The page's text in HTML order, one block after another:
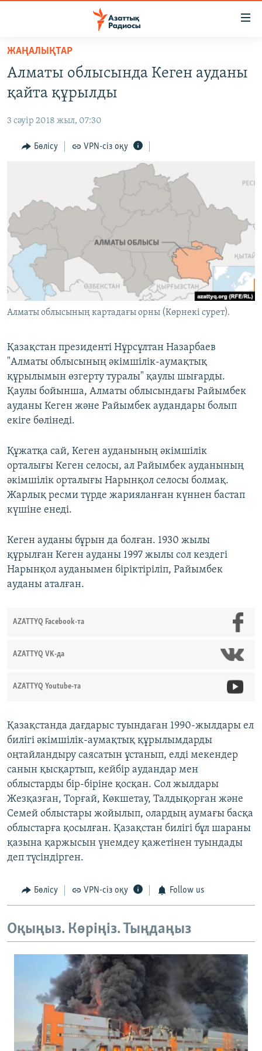
Skip
main
content
to
Navigation
AZATTYQTV
ҚАҢТАР ОҚИҒАСЫ
АДАМ ҚҰҚЫҚТАРЫ
АРНАЙЫ ЖОБАЛАР
Русский
ЖАЗЫЛЫҢЫЗ
ЖАҢАЛЫҚТАР
Алматы облысында Кеген ауданы
қайта құрылды
3 сәуір 2018 жыл, 07:30
Бөлісу VPN-сіз оқу
Алматы облысының картадағы орны (Көрнекі сурет).
Қазақстан президенті Нұрсұлтан Назарбаев
"Алматы облысының әкімшілік-аумақтық
құрылымын өзгерту туралы" қаулы шығарды.
Қаулы бойынша, Алматы облысындағы Райымбек
ауданы Кеген және Райымбек аудандары болып
екіге бөлінеді.
Құжатқа сай, Кеген ауданының әкімшілік
орталығы Кеген селосы, ал Райымбек ауданының
әкімшілік орталығы Нарынқол селосы болмақ.
Жарлық ресми түрде жарияланған күннен бастап
күшіне енеді.
Кеген ауданы бұрын да болған. 1930 жылы
құрылған Кеген ауданы 1997 жылы сол кездегі
Нарынқол ауданымен біріктіріліп, Райымбек
ауданы аталған.
AZATTYQ Facebook-та
AZATTYQ VK-да
AZATTYQ Youtube-та
Қазақстанда дағдарыс туындаған 1990-жылдары ел
билігі әкімшілік-аумақтық құрылымдарды
оңтайландыру саясатын ұстанып, елді мекендер
санын қысқартып, кейбір аудандар мен
облыстарды бір-біріне қосқан. Сол жылдары
Жезқазған, Торғай, Көкшетау, Талдықорған және
Семей облыстары жойылып, олардың аумағы басқа
облыстарға қосылған. Қазақстан билігі бұл шараны
қазына қаржысын үнемдеу қажетінен туындады
деп түсіндірген.
Бөлісу VPN-сіз оқу Follow us
Оқыңыз. Көріңіз. Тыңдаңыз